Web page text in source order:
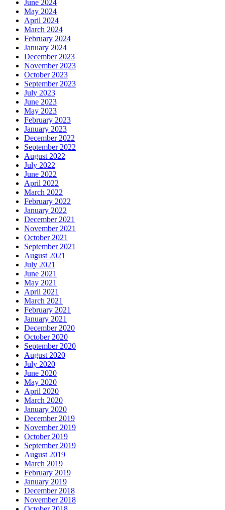
June 2024
May 2024
April 2024
March 2024
February 2024
January 2024
December 2023
November 2023
October 2023
September 2023
July 2023
June 2023
May 2023
February 2023
January 2023
December 2022
September 2022
August 2022
July 2022
June 2022
April 2022
March 2022
February 2022
January 2022
December 2021
November 2021
October 2021
September 2021
August 2021
July 2021
June 2021
May 2021
April 2021
March 2021
February 2021
January 2021
December 2020
October 2020
September 2020
August 2020
July 2020
June 2020
May 2020
April 2020
March 2020
January 2020
December 2019
November 2019
October 2019
September 2019
August 2019
March 2019
February 2019
January 2019
December 2018
November 2018